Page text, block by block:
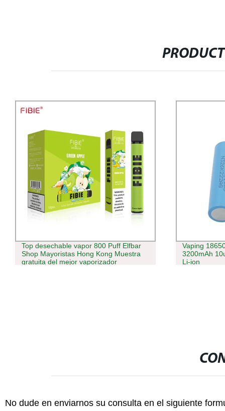
Top desechable vapor 800 Puff Elfbar
Shop Mayoristas Hong Kong Muestra
gratuita del mejor vaporizador
Vaping
3200mAh
Li-ion
No dude en enviarnos su consulta en el siguiente